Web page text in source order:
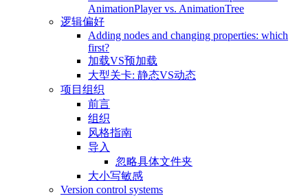
AnimationPlayer vs. AnimationTree
逻辑偏好
Adding nodes and changing properties: which
first?
加载VS预加载
大型关卡: 静态VS动态
项目组织
前言
组织
风格指南
导入
忽略具体文件夹
大小写敏感
Version control systems